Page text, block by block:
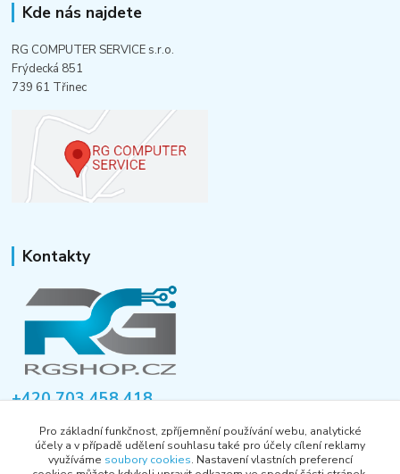
Kde nás najdete
RG COMPUTER SERVICE s.r.o.
Frýdecká 851
739 61 Třinec
Kontakty
+420 703 458 418
informace@rgshop.cz
Pro základní funkčnost, zpříjemnění používání webu, analytické
účely a v případě udělení souhlasu také pro účely cílení reklamy
využíváme soubory cookies. Nastavení vlastních preferencí